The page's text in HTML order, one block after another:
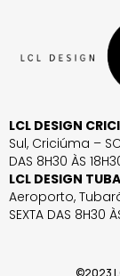
LCL DESIGN
Sul, Criciúma –
DAS 8H30 ÀS
LCL DESIGN
Aeroporto,
SEXTA DAS 8H30